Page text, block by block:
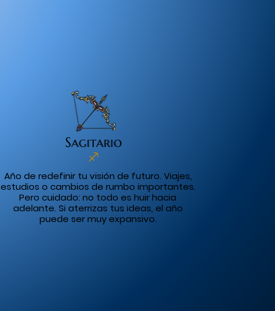
Año de redefinir tu visión de futuro. Viajes,
estudios o cambios de rumbo importantes.
Pero cuidado: no todo es huir hacia
adelante. Si aterrizas tus ideas, el año
puede ser muy expansivo.